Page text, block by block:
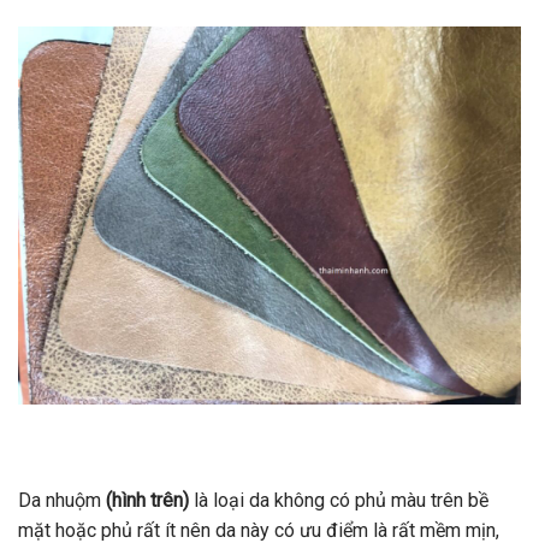
Da nhuộm (hình trên) là loại da không có phủ màu trên bề
mặt hoặc phủ rất ít nên da này có ưu điểm là rất mềm mịn,